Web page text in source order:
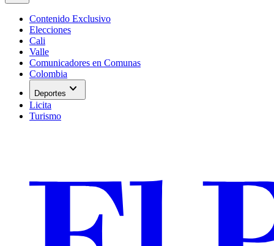
Contenido Exclusivo
Elecciones
Cali
Valle
Comunicadores en Comunas
Colombia
Deportes expand_more
Licita
Turismo